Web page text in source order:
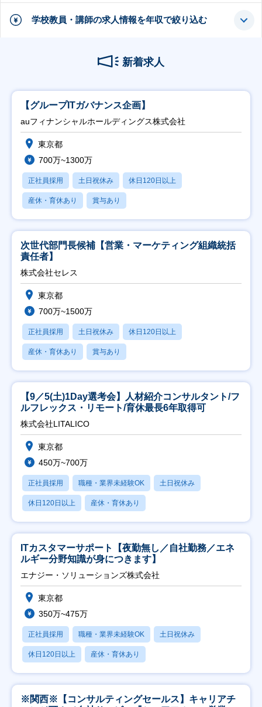
学校教員・講師の求人情報を年収で絞り込む
新着求人
【グループITガバナンス企画】
auフィナンシャルホールディングス株式会社
東京都
700万~1300万
正社員採用 土日祝休み 休日120日以上
産休・育休あり 賞与あり
次世代部門長候補【営業・マーケティング組織統括
責任者】
株式会社セレス
東京都
700万~1500万
正社員採用 土日祝休み 休日120日以上
産休・育休あり 賞与あり
【9／5(土)1Day選考会】人材紹介コンサルタント/フ
ルフレックス・リモート/育休最長6年取得可
株式会社LITALICO
東京都
450万~700万
正社員採用 職種・業界未経験OK 土日祝休み
休日120日以上 産休・育休あり
ITカスタマーサポート【夜勤無し／自社勤務／エネ
ルギー分野知識が身につきます】
エナジー・ソリューションズ株式会社
東京都
350万~475万
正社員採用 職種・業界未経験OK 土日祝休み
休日120日以上 産休・育休あり
※関西※【コンサルティングセールス】キャリアチ